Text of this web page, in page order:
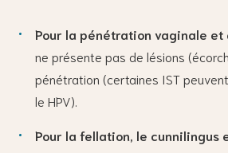
Pour la pénétration vaginale et
ne présente pas de lésions
pénétration (certaines IST
le HPV).
Pour la fellation, le cunnilingus